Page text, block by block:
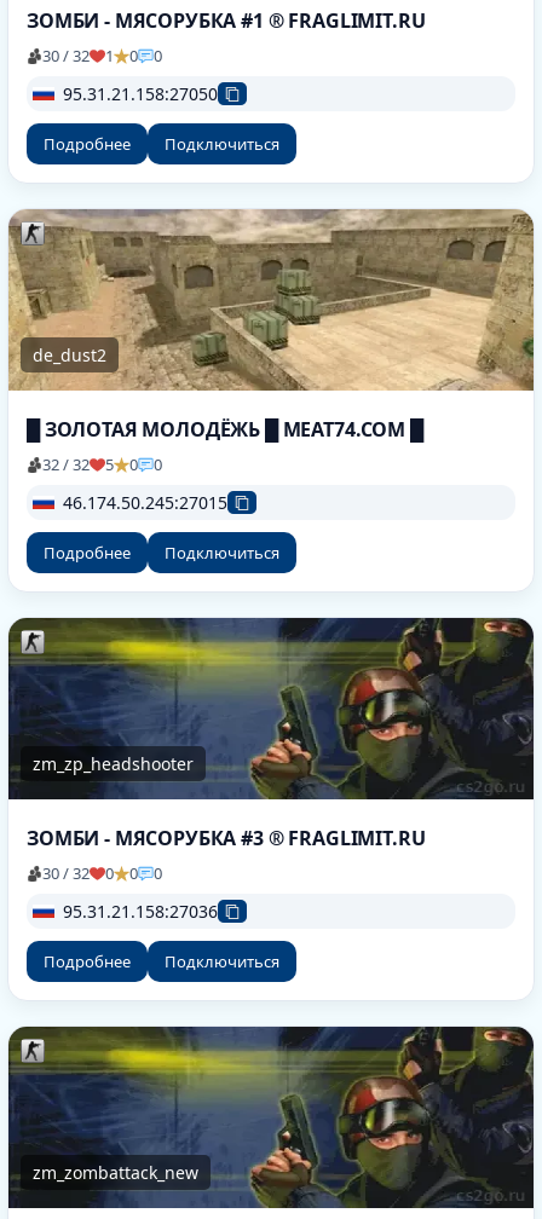
ЗОМБИ - МЯСОРУБКА #1 ® FRAGLIMIT.RU
30 / 32 1 0 0
95.31.21.158:27050
Подробнее Подключиться
de_dust2
█ ЗОЛОТАЯ МОЛОДЁЖЬ █ MEAT74.COM █
32 / 32 5 0 0
46.174.50.245:27015
Подробнее Подключиться
zm_zp_headshooter
ЗОМБИ - МЯСОРУБКА #3 ® FRAGLIMIT.RU
30 / 32 0 0 0
95.31.21.158:27036
Подробнее Подключиться
zm_zombattack_new